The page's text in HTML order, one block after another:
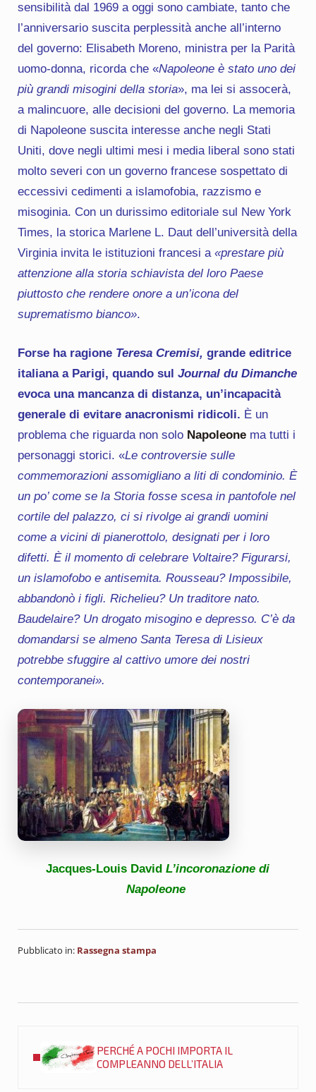
sensibilità dal 1969 a oggi sono cambiate, tanto che
l’anniversario suscita perplessità anche all’interno
del governo: Elisabeth Moreno, ministra per la Parità
uomo-donna, ricorda che «Napoleone è stato uno dei
più grandi misogini della storia», ma lei si assocerà,
a malincuore, alle decisioni del governo. La memoria
di Napoleone suscita interesse anche negli Stati
Uniti, dove negli ultimi mesi i media liberal sono stati
molto severi con un governo francese sospettato di
eccessivi cedimenti a islamofobia, razzismo e
misoginia. Con un durissimo editoriale sul New York
Times, la storica Marlene L. Daut dell’università della
Virginia invita le istituzioni francesi a «prestare più
attenzione alla storia schiavista del loro Paese
piuttosto che rendere onore a un’icona del
suprematismo bianco».
Forse ha ragione Teresa Cremisi, grande editrice
italiana a Parigi, quando sul Journal du Dimanche
evoca una mancanza di distanza, un’incapacità
generale di evitare anacronismi ridicoli. È un
problema che riguarda non solo Napoleonema tutti i
personaggi storici. «Le controversie sulle
commemorazioni assomigliano a liti di condominio. È
un po’ come se la Storia fosse scesa in pantofole nel
cortile del palazzo, ci si rivolge ai grandi uomini
come a vicini di pianerottolo, designati per i loro
difetti. È il momento di celebrare Voltaire? Figurarsi,
un islamofobo e antisemita. Rousseau? Impossibile,
abbandonò i figli. Richelieu? Un traditore nato.
Baudelaire? Un drogato misogino e depresso. C’è da
domandarsi se almeno Santa Teresa di Lisieux
potrebbe sfuggire al cattivo umore dei nostri
contemporanei».
Jacques-Louis DavidL’incoronazione di
Napoleone
Pubblicato in: Rassegna stampa
PERCHÉ A POCHI IMPORTA IL
COMPLEANNO DELL’ITALIA